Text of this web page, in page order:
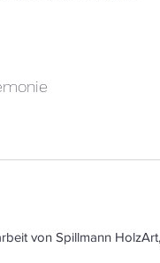
von Spillmann HolzArt,